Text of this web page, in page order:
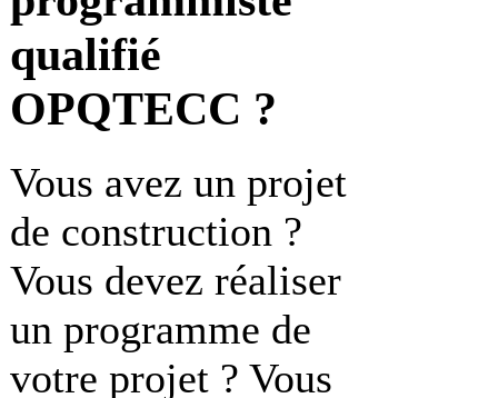
qualifié
OPQTECC ?
Vous avez un projet
de construction ?
Vous devez réaliser
un programme de
votre projet ? Vous